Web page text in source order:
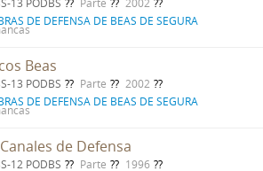
DE DEFENSA DE BEAS DE SEGURA
Beas
13 PODBS Parte
2002
DE DEFENSA DE BEAS DE SEGURA
de Defensa
12 PODBS Parte
1996